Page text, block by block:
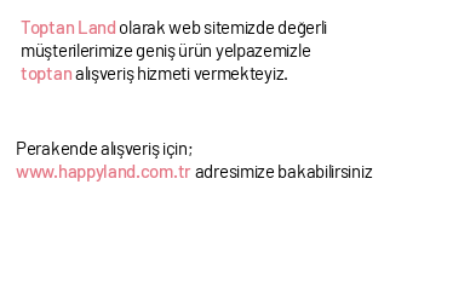
Toptan Land olarak web sitemizde değerli
müşterilerimize geniş ürün yelpazemizle
toptanalışveriş hizmeti vermekteyiz.
Perakende alışveriş için;
www.happyland.com.tradresimize bakabilirsiniz